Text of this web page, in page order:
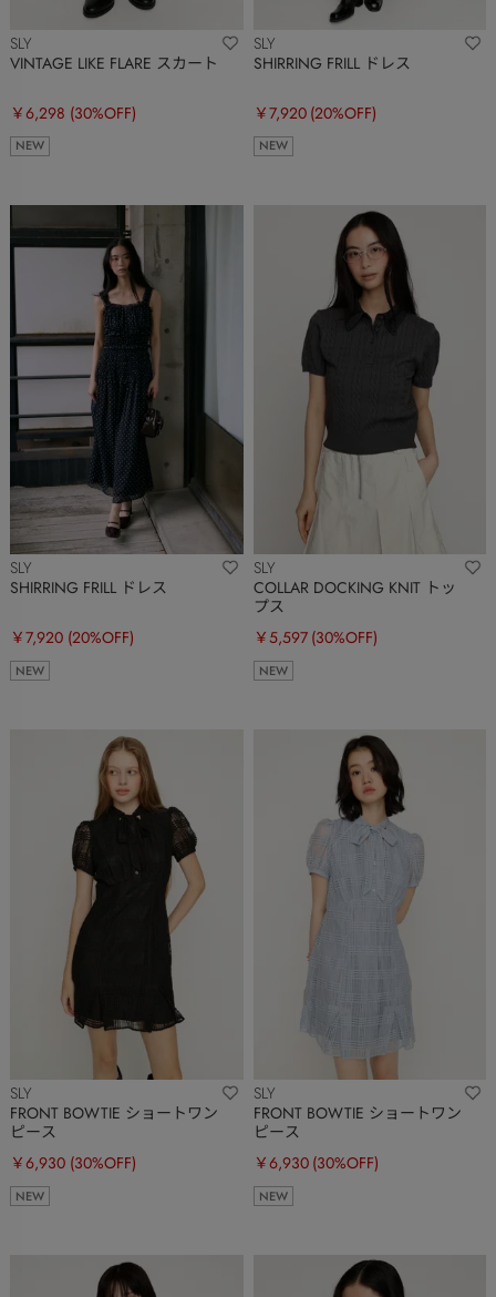
SLY
VINTAGE LIKE FLARE スカート
￥6,298 (30%OFF)
NEW
SLY
SHIRRING FRILL ドレス
￥7,920 (20%OFF)
NEW
SLY
SHIRRING FRILL ドレス
￥7,920 (20%OFF)
NEW
SLY
COLLAR DOCKING KNIT トッ
プス
￥5,597 (30%OFF)
NEW
SLY
FRONT BOWTIE ショートワン
ピース
￥6,930 (30%OFF)
NEW
SLY
FRONT BOWTIE ショートワン
ピース
￥6,930 (30%OFF)
NEW